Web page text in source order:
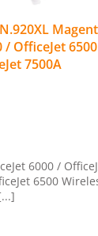
OfficeJet
7500A
6000 /
6500